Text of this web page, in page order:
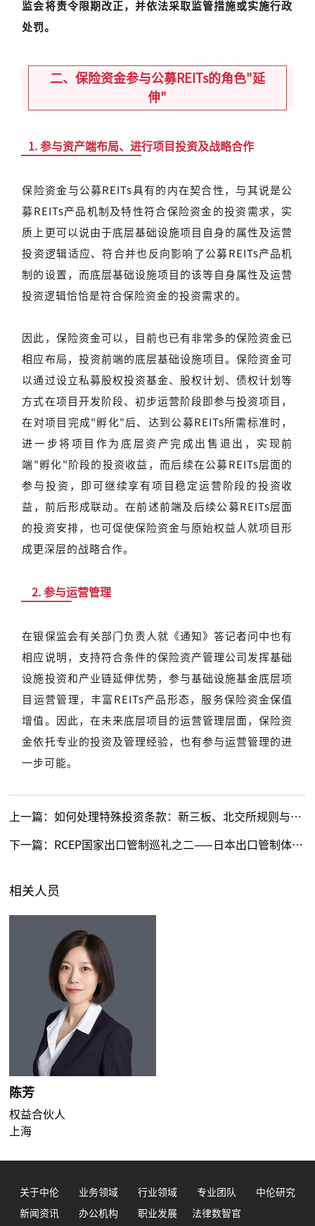
监会将责令限期改正，并依法采取监管措施或实施行政
处罚。
二、保险资金参与公募REITs的角色"延
伸"
1.参与资产端布局、进行项目投资及战略合作
保险资金与公募REITs具有的内在契合性，与其说是公
募REITs产品机制及特性符合保险资金的投资需求，实
质上更可以说由于底层基础设施项目自身的属性及运营
投资逻辑适应、符合并也反向影响了公募REITs产品机
制的设置，而底层基础设施项目的该等自身属性及运营
投资逻辑恰恰是符合保险资金的投资需求的。
因此，保险资金可以，目前也已有非常多的保险资金已
相应布局，投资前端的底层基础设施项目。保险资金可
以通过设立私募股权投资基金、股权计划、债权计划等
方式在项目开发阶段、初步运营阶段即参与投资项目，
在对项目完成"孵化"后、达到公募REITs所需标准时，
进一步将项目作为底层资产完成出售退出，实现前
端"孵化"阶段的投资收益，而后续在公募REITs层面的
参与投资，即可继续享有项目稳定运营阶段的投资收
益，前后形成联动。在前述前端及后续公募REITs层面
的投资安排，也可促使保险资金与原始权益人就项目形
成更深层的战略合作。
2.参与运营管理
在银保监会有关部门负责人就《通知》答记者问中也有
相应说明，支持符合条件的保险资产管理公司发挥基础
设施投资和产业链延伸优势，参与基础设施基金底层项
目运营管理，丰富REITs产品形态，服务保险资金保值
增值。因此，在未来底层项目的运营管理层面，保险资
金依托专业的投资及管理经验，也有参与运营管理的进
一步可能。
上一篇：如何处理特殊投资条款：新三板、北交所规则与案例
下一篇： RCEP国家出口管制巡礼之二——日本出口管制体系和制度
相关人员
陈芳
权益合伙人
上海
关于中伦 业务领域 行业领域 专业团队 中伦研究
新闻资讯 办公机构 职业发展 法律数智官